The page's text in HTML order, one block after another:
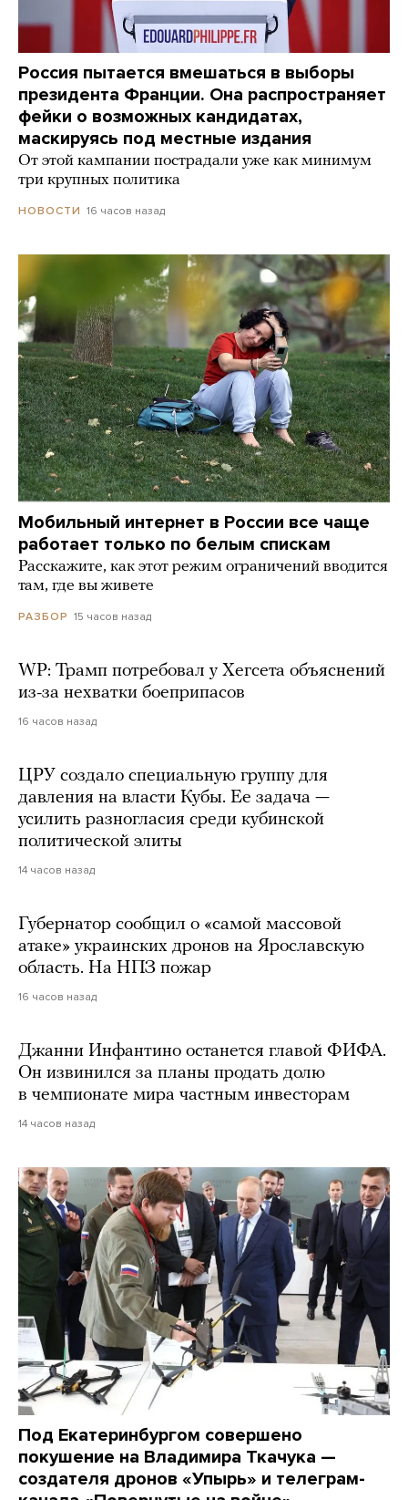
Россия пытается вмешаться в выборы
президента Франции. Она распространяет
фейки о возможных кандидатах,
маскируясь под местные издания
От этой кампании пострадали уже как минимум
три крупных политика
НОВОСТИ 16 часов назад
Мобильный интернет в России все чаще
работает только по белым спискам
Расскажите, как этот режим ограничений вводится
там, где вы живете
РАЗБОР 15 часов назад
WP: Трамп потребовал у Хегсета объяснений
из-за нехватки боеприпасов
16 часов назад
ЦРУ создало специальную группу для
давления на власти Кубы. Ее задача —
усилить разногласия среди кубинской
политической элиты
14 часов назад
Губернатор сообщил о «самой массовой
атаке» украинских дронов на Ярославскую
область. На НПЗ пожар
16 часов назад
Джанни Инфантино останется главой ФИФА.
Он извинился за планы продать долю
в чемпионате мира частным инвесторам
14 часов назад
Под Екатеринбургом совершено
покушение на Владимира Ткачука —
создателя дронов «Упырь» и телеграм-